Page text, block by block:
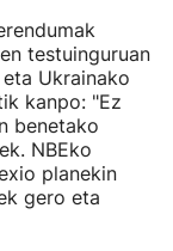
testuinguruan
Ukrainako
kanpo: "Ez
benetako
NBEko
planekin
gero eta